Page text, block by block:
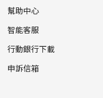
幫助中心
智能客服
行動銀行下載
申訴信箱